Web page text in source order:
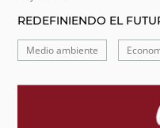
REDEFINIENDO EL
Medio ambiente